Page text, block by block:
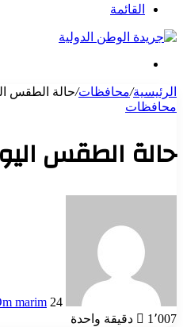
القائمة
الرئيسية/محافظات/حالة الطقس
محافظات
حالة الطقس
marim 24 مايو، 2026
1٬007
دقيقة واحدة